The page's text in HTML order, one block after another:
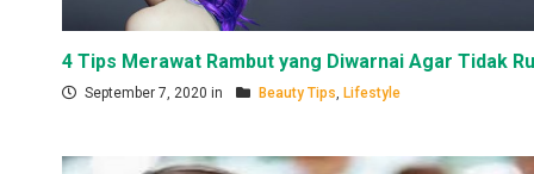
4 Tips Merawat Rambut yang Diwarnai Agar Tidak
September 7, 2020 in Beauty Tips ,Lifestyle